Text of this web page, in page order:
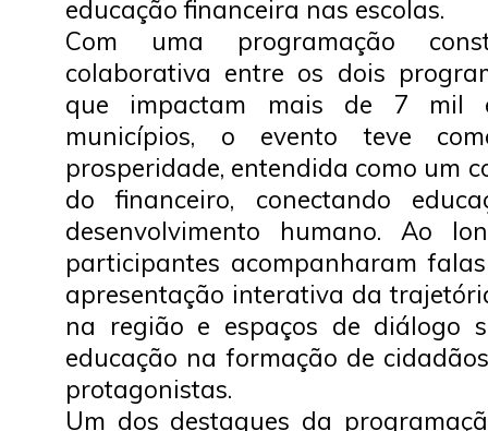
educação financeira nas escolas.
Com uma programação
colaborativa entre os dois
que impactam mais de 7 mil
municípios, o evento teve
prosperidade, entendida como um
do financeiro, conectando
desenvolvimento humano. Ao
participantes acompanharam
apresentação interativa da
na região e espaços de diálogo
educação na formação de
protagonistas.
Um dos destaques da